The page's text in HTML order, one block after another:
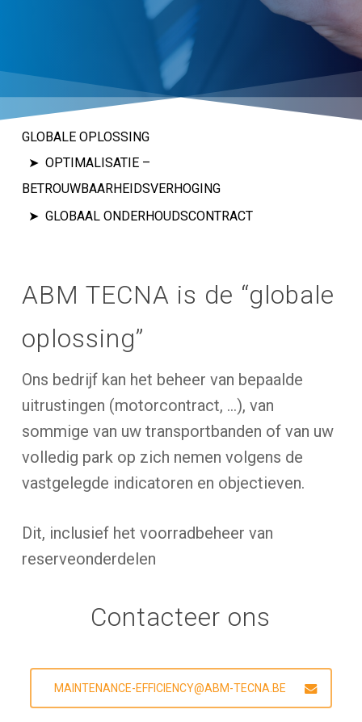
GLOBALE OPLOSSING
OPTIMALISATIE –
BETROUWBAARHEIDSVERHOGING
GLOBAAL ONDERHOUDSCONTRACT
ABM TECNA is de “globale
oplossing”
Ons bedrijf kan het beheer van bepaalde
uitrustingen (motorcontract, …), van
sommige van uw transportbanden of van uw
volledig park op zich nemen volgens de
vastgelegde indicatoren en objectieven.
Dit, inclusief het voorradbeheer van
reserveonderdelen
Contacteer ons
MAINTENANCE-EFFICIENCY@ABM-TECNA.BE